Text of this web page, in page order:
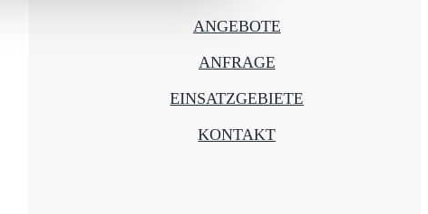
ANGEBOTE
ANFRAGE
EINSATZGEBIETE
KONTAKT